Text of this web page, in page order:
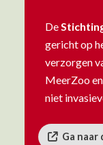
De
gericht op
verzorgen
MeerZoo
niet
Ga naar